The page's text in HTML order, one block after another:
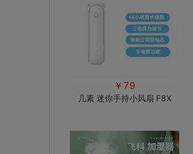
￥79
几素 迷你手持小风扇 F8X